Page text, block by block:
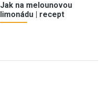
Jak na melounovou
limonádu | recept